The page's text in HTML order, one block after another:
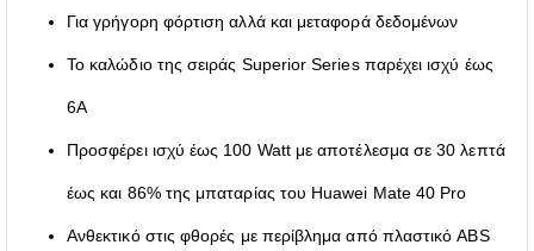
Για γρήγορη φόρτιση αλλά και μεταφορά δεδομένων
Το καλώδιο της σειράς Superior Series παρέχει ισχύ έως
6A
Προσφέρει ισχύ έως 100 Watt με αποτέλεσμα σε 30 λεπτά
έως και 86% της μπαταρίας του Huawei Mate 40 Pro
Ανθεκτικό στις φθορές με περίβλημα από πλαστικό ABS